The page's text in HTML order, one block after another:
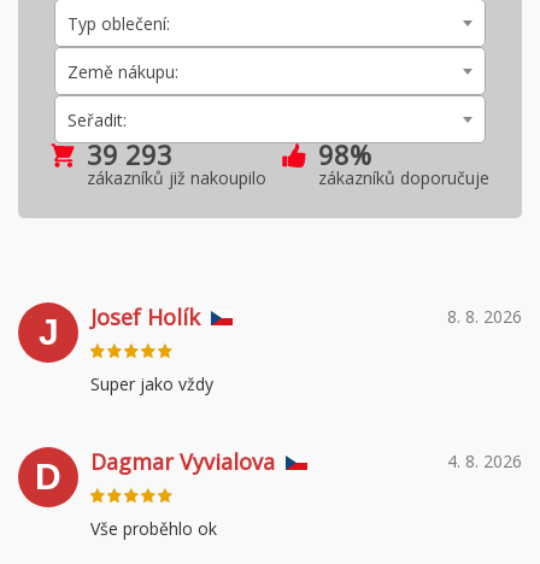
Typ oblečení:
Země nákupu:
Seřadit:
39 293
zákazníků již nakoupilo
98%
zákazníků doporučuje
J 8. 8. 2026
Josef Holík
Super jako vždy
D 4. 8. 2026
Dagmar Vyvialova
Vše proběhlo ok